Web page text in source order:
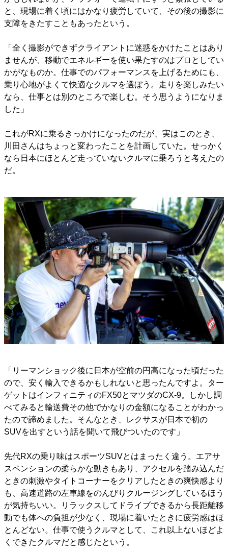
と、現場に着く頃にはかなり疲労していて、その後の撮影に
支障をきたすこともあったという。
「全く撮影ができずクライアントに迷惑をかけたことはあり
ませんが、移動でエネルギーを使い果たすのはプロとしてい
かがなものか。仕事でのパフォーマンスを上げるためにも、
乗り心地がよくて快適なクルマを選ぼう。走りを楽しみたい
なら、仕事とは別のところで楽しむ。そう思うようになりま
した」
これがRXに乗るきっかけになったのだが、実はこのとき、
川田さんはちょっと変わったことを計画していた。せっかく
なら日本にほとんど走っていないクルマに乗ろうと考えたの
だ。
「リーマンショック後に日本が空前の円高になった頃だった
ので、安く輸入できるかもしれないと思ったんですよ。ター
ゲットはインフィニティのFX50とマツダのCX-9。しかし調
べてみると輸送費その他でかなりの金額になることがわかっ
たので諦めました。そんなとき、レクサスが日本で初の
SUVを出すという話を聞いて飛びついたのです」
先代RXの乗り味はスポーツSUVとはまったく違う。エアサ
スペンションの柔らかな動きもあり、アクセルを踏み込んだ
ときの刺激やタイトコーナーをクリアしたときの爽快感より
も、高速道路の左車線をのんびりクルージングしているほう
が気持ちいい。リラックスしてドライブできるから長距離移
動でも体への負担が少なく、現場に着いたときに疲労感はほ
とんどない。仕事で使うクルマとして、これ以上ないほどよ
くできたクルマだと感じたという。